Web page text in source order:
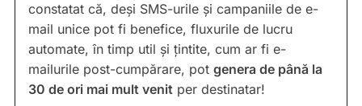
constatat că, deși SMS-urile și campaniile de e-
mail unice pot fi benefice, fluxurile de lucru
automate, în timp util și țintite, cum ar fi e-
mailurile post-cumpărare, pot genera de până la
30 de ori mai mult venit per destinatar!